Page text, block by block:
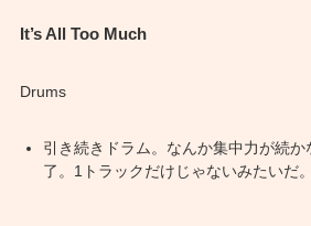
It’s All Too Much
Drums
引き続きドラム。なんか集中力が続
了。1トラックだけじゃないみたいだ。